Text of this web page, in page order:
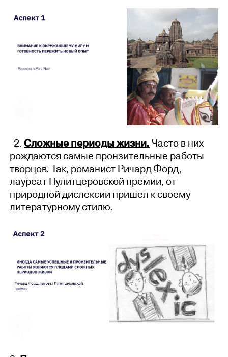
2.Сложные периоды жизни.Часто в них
рождаются самые пронзительные работы
творцов. Так, романист Ричард Форд,
лауреат Пулитцеровской премии, от
природной дислексии пришел к своему
литературному стилю.